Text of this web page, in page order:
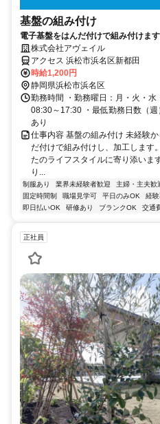
基盤の組み付け
電子基盤をはんだ付けで組み付けま
夫！【20代～50代の男女活躍中】
株式会社アヴェイル
アクセス 浜松市浜名区新都田
時給1,200円
静岡県浜松市浜名区
勤務時間 ・勤務曜日：月・火・
08:30～17:30 ・最低勤務日数（
あり
仕事内容 基盤の組み付け 未経験
だ付けで組み付けし、加工します
たのライフスタイルに寄り添いま
り...
制服あり 業界未経験者歓迎 主婦・主夫歓
固定時間制
職場見学可 平日のみOK 経
即日払いOK
研修あり ブランクOK 交通
正社員